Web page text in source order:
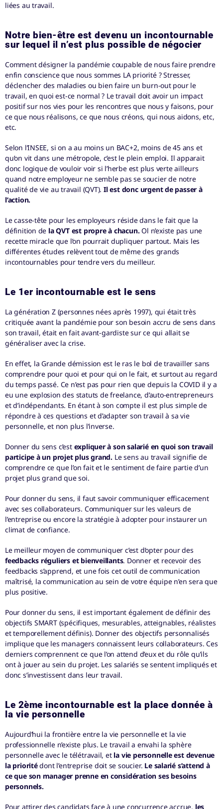
liées au travail.
Notre bien-être est devenu un incontournable
sur lequel il n’est plus possible de négocier
Comment désigner la pandémie coupable de nous faire prendre
enfin conscience que nous sommes LA priorité ? Stresser,
déclencher des maladies ou bien faire un burn-out pour le
travail, en quoi est-ce normal ? Le travail doit avoir un impact
positif sur nos vies pour les rencontres que nous y faisons, pour
ce que nous réalisons, ce que nous créons, qui nous aidons, etc,
etc.
Selon l’INSEE, si on a au moins un BAC+2, moins de 45 ans et
qu’on vit dans une métropole, c’est le plein emploi. Il apparait
donc logique de vouloir voir si l’herbe est plus verte ailleurs
quand notre employeur ne semble pas se soucier de notre
qualité de vie au travail (QVT).Il est donc urgent de passer à
l’action.
Le casse-tête pour les employeurs réside dans le fait que la
définition de la QVT est propre à chacun. Ol n’existe pas une
recette miracle que l’on pourrait dupliquer partout. Mais les
différentes études relèvent tout de même des grands
incontournables pour tendre vers du meilleur.
Le 1er incontournable est le sens
La génération Z (personnes nées après 1997), qui était très
critiquée avant la pandémie pour son besoin accru de sens dans
son travail, était en fait avant-gardiste sur ce qui allait se
généraliser avec la crise.
En effet, la Grande démission est le ras le bol de travailler sans
comprendre pour quoi et pour qui on le fait, et surtout au regard
du temps passé. Ce n’est pas pour rien que depuis la COVID il y a
eu une explosion des statuts de freelance, d’auto-entrepreneurs
et d’indépendants. En étant à son compte il est plus simple de
répondre à ces questions et d’adapter son travail à sa vie
personnelle, et non plus l’inverse.
Donner du sens c’est expliquer à son salarié en quoi son travail
participe à un projet plus grand. Le sens au travail signifie de
comprendre ce que l’on fait et le sentiment de faire partie d’un
projet plus grand que soi.
Pour donner du sens, il faut savoir communiquer efficacement
avec ses collaborateurs. Communiquer sur les valeurs de
l’entreprise ou encore la stratégie à adopter pour instaurer un
climat de confiance.
Le meilleur moyen de communiquer c’est d’opter pour des
feedbacks réguliers et bienveillants. Donner et recevoir des
feedbacks s’apprend, et une fois cet outil de communication
maîtrisé, la communication au sein de votre équipe n’en sera que
plus positive.
Pour donner du sens, il est important également de définir des
objectifs SMART (spécifiques, mesurables, atteignables, réalistes
et temporellement définis). Donner des objectifs personnalisés
implique que les managers connaissent leurs collaborateurs. Ces
derniers comprennent ce que l’on attend d’eux et du rôle qu’ils
ont à jouer au sein du projet. Les salariés se sentent impliqués et
donc s’investissent dans leur travail.
Le 2ème incontournable est la place donnée à
la vie personnelle
Aujourd’hui la frontière entre la vie personnelle et la vie
professionnelle n’existe plus. Le travail a envahi la sphère
personnelle avec le télétravail, et la vie personnelle est devenue
la prioritédont l’entreprise doit se soucier. Le salarié s’attend à
ce que son manager prenne en considération ses besoins
personnels.
Pour attirer des candidats face à une concurrence accrue, les